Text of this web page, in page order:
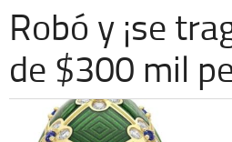
Cronos
Economía
Espectáculos
Deportes
Robó y ¡se
de $300 mil